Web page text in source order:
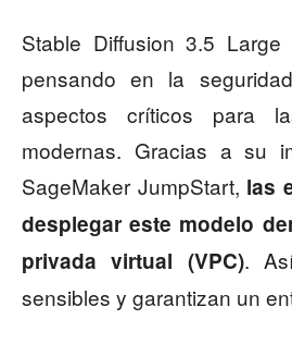
Stable Diffusion 3.5
pensando en la
aspectos críticos para
modernas. Gracias a su
SageMaker JumpStart, las
desplegar este modelo
privada virtual (VPC).
sensibles y garantizan un